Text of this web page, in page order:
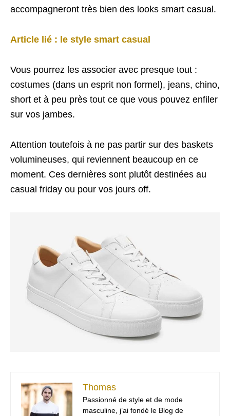
accompagneront très bien des looks smart casual.
Article lié : le style smart casual
Vous pourrez les associer avec presque tout :
costumes (dans un esprit non formel), jeans, chino,
short et à peu près tout ce que vous pouvez enfiler
sur vos jambes.
Attention toutefois à ne pas partir sur des baskets
volumineuses, qui reviennent beaucoup en ce
moment. Ces dernières sont plutôt destinées au
casual friday ou pour vos jours off.
Thomas
Passionné de style et de mode
masculine, j’ai fondé le Blog de